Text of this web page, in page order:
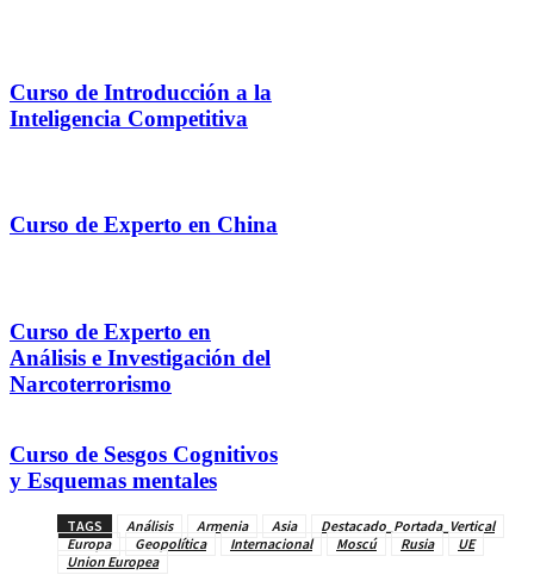
Curso de Introducción a la
Inteligencia Competitiva
Curso de Experto en China
Curso de Experto en
Análisis e Investigación del
Narcoterrorismo
Curso de Sesgos Cognitivos
y Esquemas mentales
TAGS Análisis Armenia Asia
Destacado_Portada_Vertical
Europa
Geopolítica Internacional Moscú Rusia
UE
Union Europea